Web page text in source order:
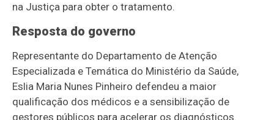
na Justiça para obter o tratamento.
Resposta do governo
Representante do Departamento de Atenção
Especializada e Temática do Ministério da Saúde,
Eslia Maria Nunes Pinheiro defendeu a maior
qualificação dos médicos e a sensibilização de
gestores públicos para acelerar os diagnósticos.